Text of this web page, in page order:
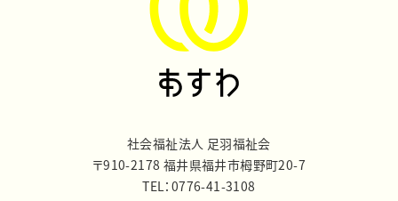
社会福祉法人 足羽福祉会
〒910-2178 福井県福井市栂野町20-7
TEL：0776-41-3108